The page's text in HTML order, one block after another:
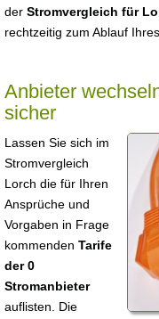
der Stromvergleich für
rechtzeitig zum Ablauf
Anbieter
sicher
Lassen Sie sich im
Stromvergleich
Lorch die für Ihren
Ansprüche und
Vorgaben in Frage
kommenden Tarife
der 0
Stromanbieter
auflisten. Die